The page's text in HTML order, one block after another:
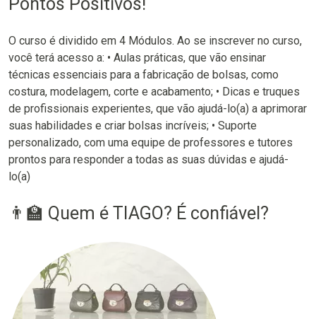
O curso é dividido em 4 Módulos. Ao se inscrever no curso,
você terá acesso a: • Aulas práticas, que vão ensinar
técnicas essenciais para a fabricação de bolsas, como
costura, modelagem, corte e acabamento; • Dicas e truques
de profissionais experientes, que vão ajudá-lo(a) a aprimorar
suas habilidades e criar bolsas incríveis; • Suporte
personalizado, com uma equipe de professores e tutores
prontos para responder a todas as suas dúvidas e ajudá-
lo(a)
👨‍🏫 Quem é TIAGO? É confiável?